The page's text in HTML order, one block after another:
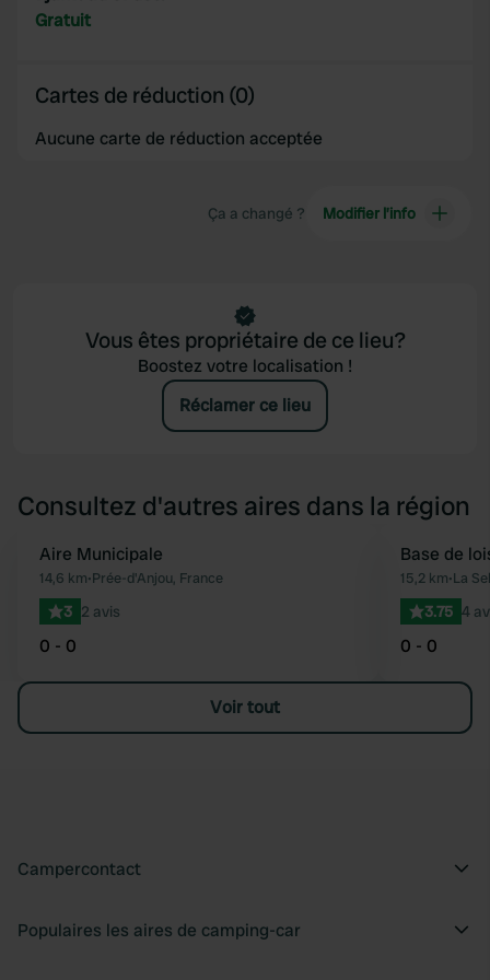
provided to them or that they’ve collected from your use
of their services.
Gratuit
Cartes de réduction (0)
Aucune carte de réduction acceptée
Ça a changé ? Modifier l’info
Vous êtes propriétaire de ce lieu?
Boostez votre localisation !
Réclamer ce lieu
Consultez d'autres aires dans la région
Préféré
Aire Municipale
14,6 km•Prée-d'Anjou, France
3 2 avis
0 - 0
Base de
15,2 km•La
3.75 4
0 - 0
Voir tout
Campercontact
Populaires les aires de camping-car